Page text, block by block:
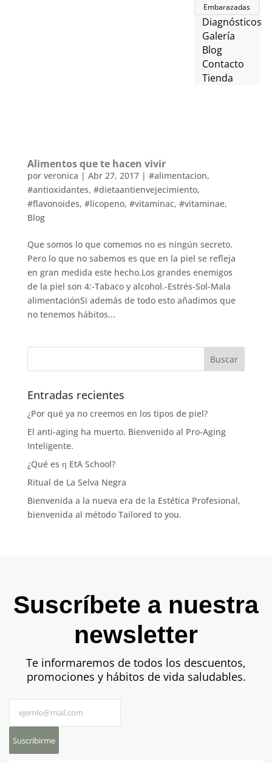
Embarazadas
Diagnósticos
Galería
Blog
Contacto
Tienda
Alimentos que te hacen vivir
por veronica | Abr 27, 2017| #alimentacion,
#antioxidantes, #dietaantienvejecimiento,
#flavonoides, #licopeno, #vitaminac, #vitaminae,
Blog
Que somos lo que comemos no es ningún secreto.
Pero lo que no sabemos es que en la piel se refleja
en gran medida este hecho.Los grandes enemigos
de la piel son 4:-Tabaco y alcohol.-Estrés-Sol-Mala
alimentaciónSi además de todo esto añadimos que
no tenemos hábitos...
Entradas recientes
¿Por qué ya no creemos en los tipos de piel?
El anti-aging ha muerto. Bienvenido al Pro-Aging
Inteligente.
¿Qué es η EtA School?
Ritual de La Selva Negra
Bienvenida a la nueva era de la Estética Profesional,
bienvenida al método Tailored to you.
Suscríbete a nuestra
newsletter
Te informaremos de todos los descuentos,
promociones y hábitos de vida saludables.
Suscribirme